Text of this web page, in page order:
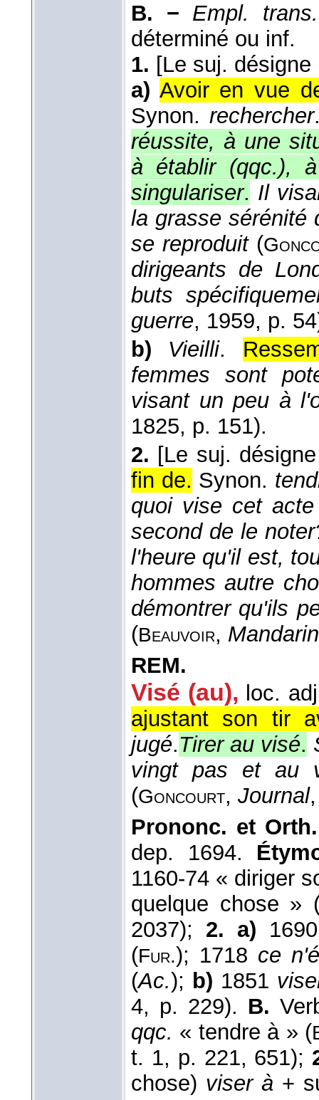
B. − Empl.
déterminé ou inf.
1. [Le suj.
a) Avoir en vue
Synon. rechercher
réussite, à une
à établir (qqc.),
singulariser. Il
la grasse sérénité
se reproduit(
dirigeants de
buts
guerre, 1959, p.
b)
Vieilli.
femmes sont
visant un peu à
1825, p. 151).
2. [Le suj.
fin de. Synon.
quoi vise cet
second de le
l'heure qu'il est,
hommes autre
démontrer qu'ils
(Beauvoir,
REM.
Visé (au), loc.
ajustant son tir
jugé.Tirer au visé.
vingt pas et au
(Goncourt, Journal
Prononc. et
dep. 1694.
1160-74 « diriger
quelque chose »
2037); 2. a)
(Fur.); 1718 ce
(Ac.); b) 1851
4, p. 229). B.
qqc. « tendre à » (
t. 1, p. 221, 651);
chose) viser à +